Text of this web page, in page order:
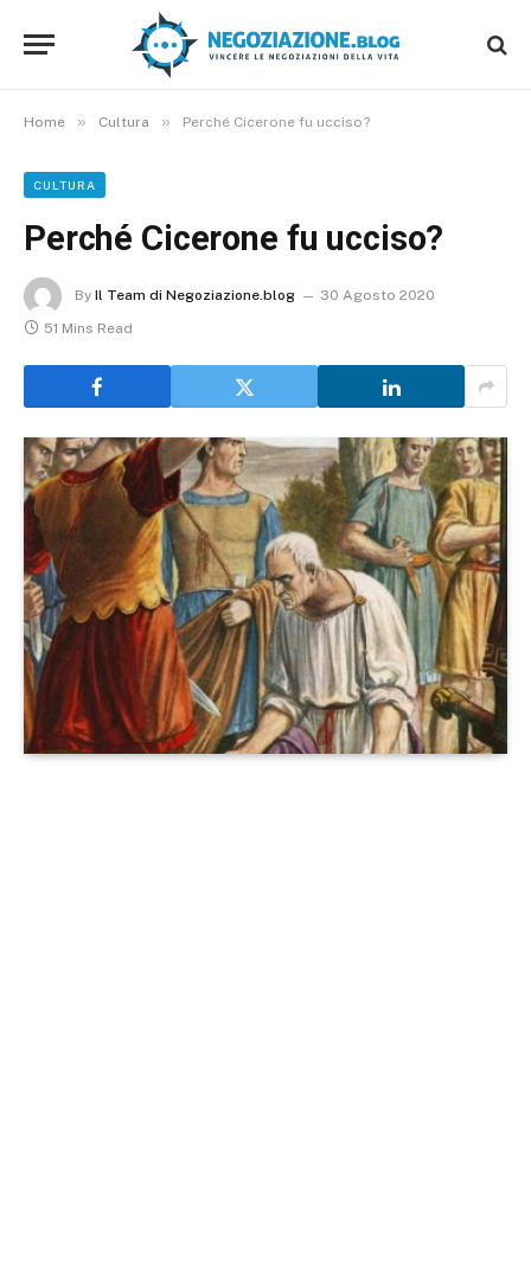
Home » Cultura » Perché Cicerone fu ucciso?
CULTURA
Perché Cicerone fu ucciso?
By Il Team di Negoziazione.blog
30 Agosto 2020
51 Mins Read